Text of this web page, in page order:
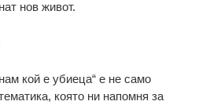
нов живот.
кой е убиеца“ е не само
която ни напомня за